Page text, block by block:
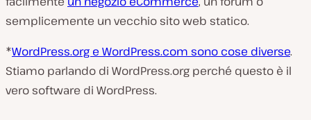
semplicemente un vecchio sito web statico.
*WordPress.org e WordPress.com sono cose diverse.
Stiamo parlando di WordPress.org perché questo è il
vero software di WordPress.